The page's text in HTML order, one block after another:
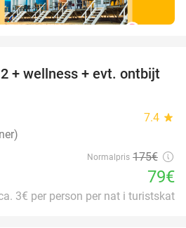
55%
+ wellness + evt. ontbijt
7.4 star
Normalpris 175€
79€
3€ per person per nat i turistskat